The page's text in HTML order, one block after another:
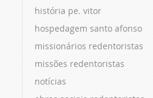
história pe. vitor
hospedagem santo afonso
missionários redentoristas
missões redentoristas
notícias